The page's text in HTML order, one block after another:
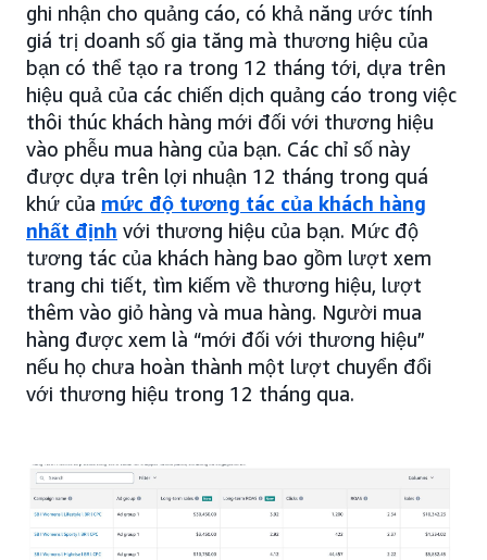
ghi nhận cho quảng cáo, có khả năng ước tính
giá trị doanh số gia tăng mà thương hiệu của
bạn có thể tạo ra trong 12 tháng tới, dựa trên
hiệu quả của các chiến dịch quảng cáo trong việc
thôi thúc khách hàng mới đối với thương hiệu
vào phễu mua hàng của bạn. Các chỉ số này
được dựa trên lợi nhuận 12 tháng trong quá
khứ của mức độ tương tác của khách hàng
nhất định với thương hiệu của bạn. Mức độ
tương tác của khách hàng bao gồm lượt xem
trang chi tiết, tìm kiếm về thương hiệu, lượt
thêm vào giỏ hàng và mua hàng. Người mua
hàng được xem là “mới đối với thương hiệu”
nếu họ chưa hoàn thành một lượt chuyển đổi
với thương hiệu trong 12 tháng qua.